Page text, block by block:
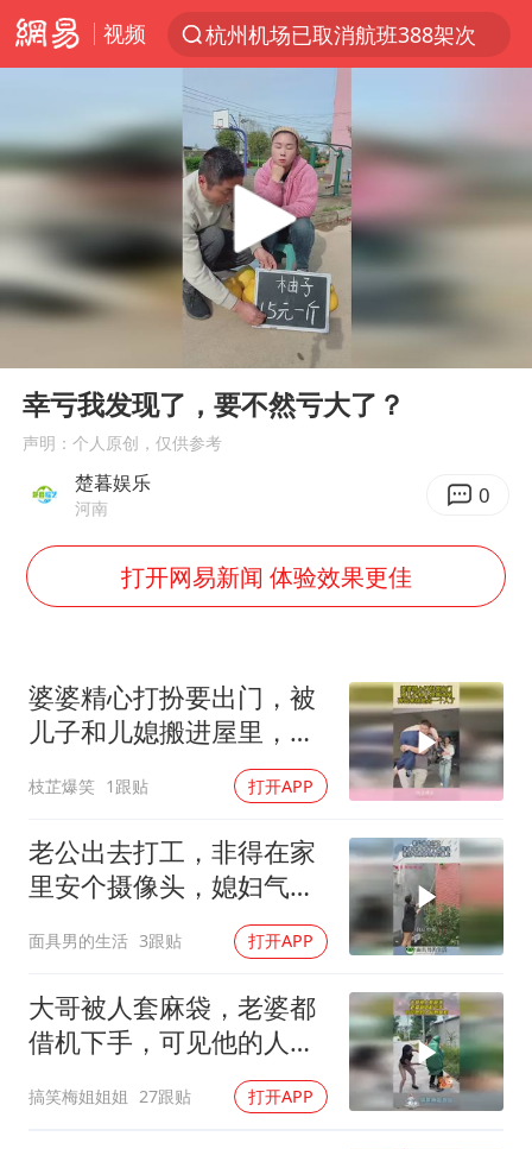
视频
杭州机场已取消航班388架次
《披荆斩棘2026》阵容官宣
白海豚北上或致京津冀暴雨
美将每月供乌爱国者拦截导弹
《龙餐馆》 冲奖
新疆一婚礼线上邀请引热议
景区回应“麦积山石窟看完需2000元”
曹颖儿子首次演长剧
以军士兵把枪口对准中国记者
奋力开创中国式现代化建设新局面
Play
幸亏我发现了，要不然亏大了？
声明：个人原创，仅供参考
楚暮娱乐
河南 0
打开网易新闻 体验效果更佳
婆婆精心打扮要出门，被
儿子和儿媳搬进屋里，再
出来就是另一个人了
枝芷爆笑 1跟贴 打开APP
老公出去打工，非得在家
里安个摄像头，媳妇气得
面具男的生活 3跟贴 打开APP
大哥被人套麻袋，老婆都
借机下手，可见他的人品
搞笑梅姐姐姐 27跟贴 打开APP